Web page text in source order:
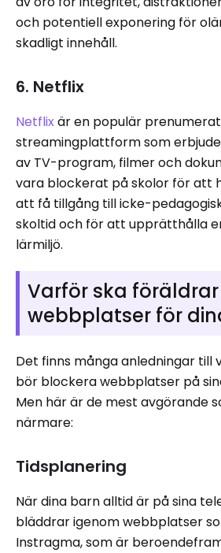
och potentiell exponering för
skadligt innehåll.
6. Netflix
Netflixär en populär
streamingplattform som
av TV-program, filmer och
vara blockerat på skolor för att
att få tillgång till icke-
skoltid och för att upprätthålla
lärmiljö.
Varför ska
webbplatser för
Det finns många anledningar
bör blockera webbplatser på
Men här är de mest avgörande
närmare:
Tidsplanering
När dina barn alltid är på sina
bläddrar igenom webbplatser
Instragma, som är